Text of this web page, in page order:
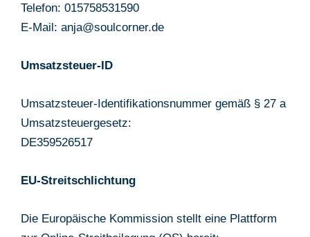
Telefon: 015758531590
E-Mail: anja@soulcorner.de
Umsatzsteuer-ID
Umsatzsteuer-Identifikationsnummer gemäß § 27 a
Umsatzsteuergesetz:
DE359526517
EU-Streitschlichtung
Die Europäische Kommission stellt eine Plattform